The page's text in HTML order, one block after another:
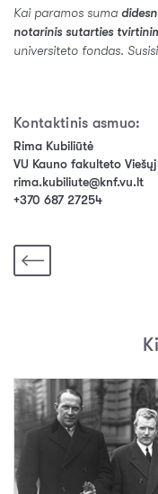
Kai paramos suma
notarinis sutarties
universiteto fondas.
Kontaktinis asmuo:
Rima Kubiliūtė
VU Kauno fakulteto
rima.kubiliute@knf.vu.lt
+370 687 27254